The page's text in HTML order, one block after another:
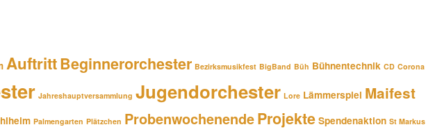
AuftrittBeginnerorchester Bezirksmusikfest BigBand Büh Bühnentechnik CD Corona
Jahreshauptversammlung Jugendorchester Lore Lämmerspiel Maifest
Palmengarten Plätzchen ProbenwochenendeProjekte Spendenaktion St Markus